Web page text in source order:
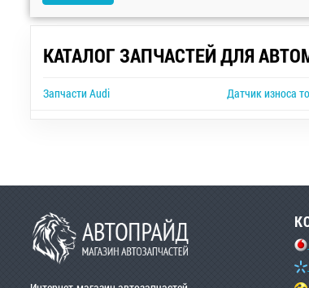
КАТАЛОГ ЗАПЧАСТЕЙ ДЛЯ
Запчасти Audi Датчик износа